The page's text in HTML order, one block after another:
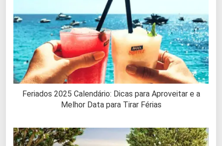
Feriados 2025 Calendário: Dicas para Aproveitar e a
Melhor Data para Tirar Férias